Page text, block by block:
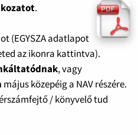
.
(EGYSZA adatlapot
az ikonra kattintva).
, vagy
május közepéig a NAV részére.
/ könyvelő tud